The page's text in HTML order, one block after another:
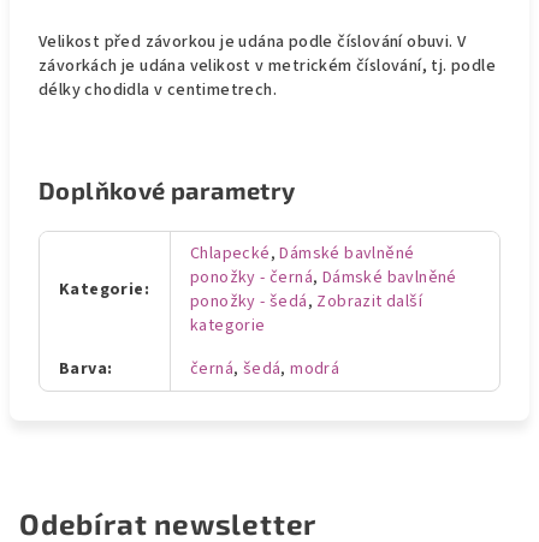
Velikost před závorkou je udána podle číslování obuvi. V
závorkách je udána velikost v metrickém číslování, tj. podle
délky chodidla v centimetrech.
Doplňkové parametry
Kategorie:
Chlapecké,Dámské bavlněné
ponožky - černá, Dámské bavlněné
ponožky - šedá, Zobrazit další
kategorie
Barva: černá, šedá,modrá
Odebírat newsletter